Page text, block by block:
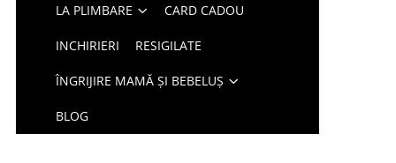
LA PLIMBARE CARD CADOU
INCHIRIERI RESIGILATE
ÎNGRIJIRE MAMĂ ȘI BEBELUȘ
BLOG